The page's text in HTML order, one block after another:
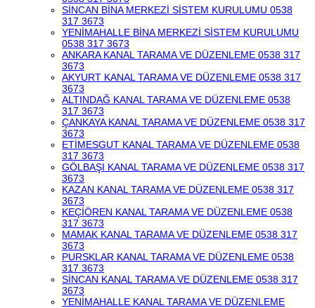
SİNCAN BİNA MERKEZİ SİSTEM KURULUMU 0538
317 3673
YENİMAHALLE BİNA MERKEZİ SİSTEM KURULUMU
0538 317 3673
ANKARA KANAL TARAMA VE DÜZENLEME 0538 317
3673
AKYURT KANAL TARAMA VE DÜZENLEME 0538 317
3673
ALTINDAĞ KANAL TARAMA VE DÜZENLEME 0538
317 3673
ÇANKAYA KANAL TARAMA VE DÜZENLEME 0538 317
3673
ETİMESGUT KANAL TARAMA VE DÜZENLEME 0538
317 3673
GÖLBAŞI KANAL TARAMA VE DÜZENLEME 0538 317
3673
KAZAN KANAL TARAMA VE DÜZENLEME 0538 317
3673
KEÇİÖREN KANAL TARAMA VE DÜZENLEME 0538
317 3673
MAMAK KANAL TARAMA VE DÜZENLEME 0538 317
3673
PURSKLAR KANAL TARAMA VE DÜZENLEME 0538
317 3673
SİNCAN KANAL TARAMA VE DÜZENLEME 0538 317
3673
YENİMAHALLE KANAL TARAMA VE DÜZENLEME